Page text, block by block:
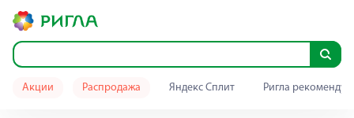
Акции Распродажа Яндекс Сплит Ригла